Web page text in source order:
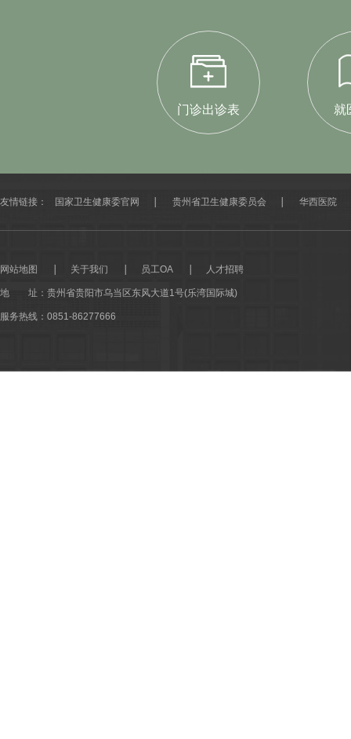
门诊出诊表 就
友情链接： 国家卫生健康委官网 贵州省卫生健康委员会 华西医院
网站地图 关于我们 员工OA 人才招聘
地 址： 贵州省贵阳市乌当区东风大道1号(乐湾国际城)
服务热线：0851-86277666